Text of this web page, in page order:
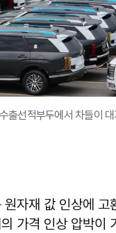
출선적부두에서 차들이
원자재 값 인상에 고
가격 인상 압박이